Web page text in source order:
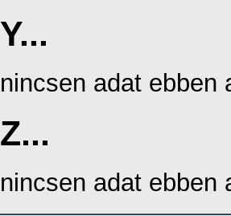
Y...
nincsen adat ebben
Z...
nincsen adat ebben